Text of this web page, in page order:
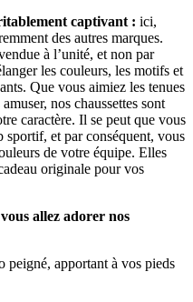
captivant : ici,
des autres marques.
à l’unité, et non par
les couleurs, les motifs et
Que vous aimiez les tenues
nos chaussettes sont
caractère. Il se peut que vous
sportif, et par conséquent, vous
de votre équipe. Elles
originale pour vos
allez adorer nos
apportant à vos pieds